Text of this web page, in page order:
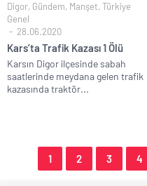
Digor, Gündem, Manşet, Türkiye
Genel
28.06.2020
Kars’ta Trafik Kazası 1 Ölü
Karsın Digor ilçesinde sabah
saatlerinde meydana gelen trafik
kazasında traktör...
1 2 3 4